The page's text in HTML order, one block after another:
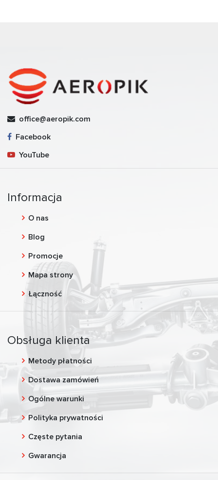
office@aeropik.com
Facebook
YouTube
Informacja
O nas
Blog
Promocje
Mapa strony
Łączność
Obsługa klienta
Metody płatności
Dostawa zamówień
Ogólne warunki
Polityka prywatności
Częste pytania
Gwarancja